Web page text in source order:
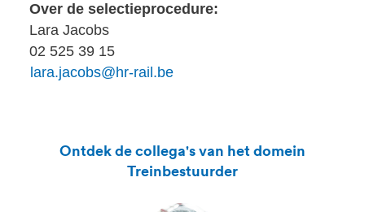
Over de selectieprocedure:
Lara Jacobs
02 525 39 15
lara.jacobs@hr-rail.be
Ontdek de collega's van het domein
Treinbestuurder